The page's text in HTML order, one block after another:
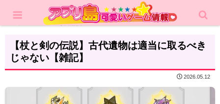
攻略記事
【杖と剣の伝説】古代遺物は適当に取るべき
じゃない【雑記】
2026.05.12